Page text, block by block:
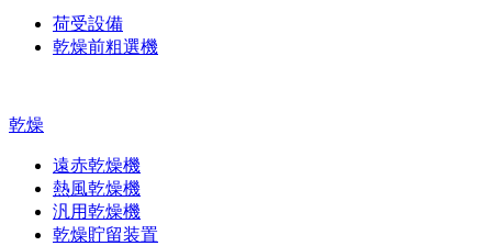
荷受設備
乾燥前粗選機
乾燥
遠赤乾燥機
熱風乾燥機
汎用乾燥機
乾燥貯留装置